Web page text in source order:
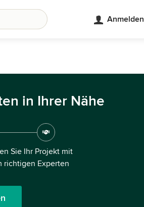
Anmelden
in Ihrer Nähe
Sie Ihr Projekt mit
richtigen Experten